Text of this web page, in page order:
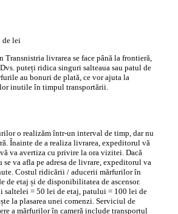
de lei
Transnistria livrarea se face până la frontieră,
puteți ridica singuri salteaua sau patul de
au bonuri de plată, ce vor ajuta la
inutile în timpul transportării.
o realizăm într-un interval de timp, dar nu
Înainte de a realiza livrarea, expeditorul vă
va avertiza cu privire la ora vizitei. Dacă
se va afla pe adresa de livrare, expeditorul va
Costul ridicării / aducerii mărfurilor în
de etaj și de disponibilitatea de ascensor.
saltelei = 50 lei de etaj, patului = 100 lei de
la plasarea unei comenzi. Serviciul de
a mărfurilor în cameră include transportul